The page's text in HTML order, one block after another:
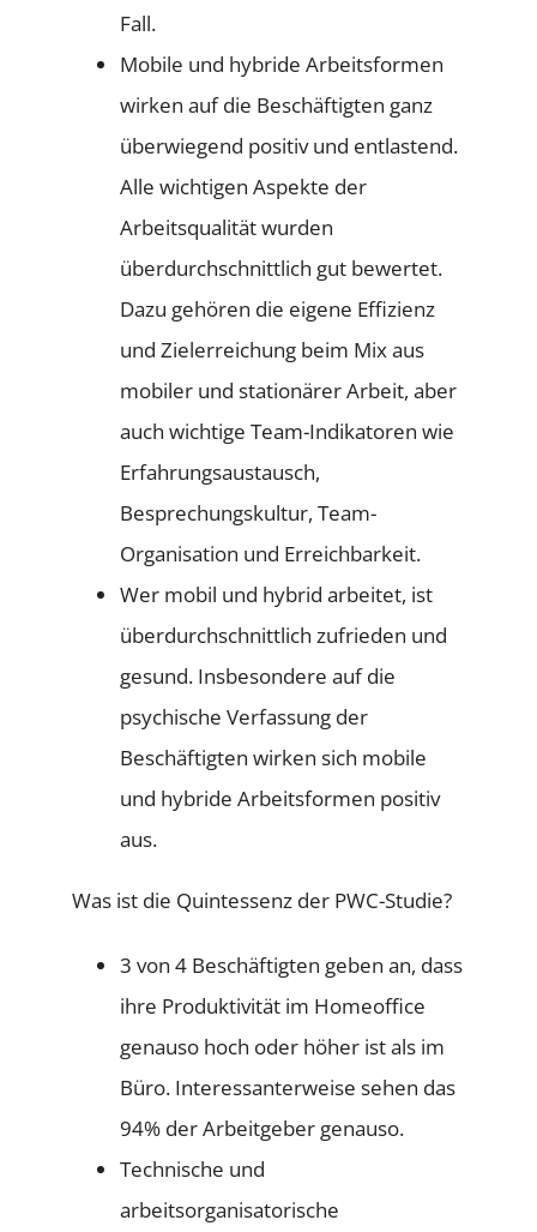
Fall.
Mobile und hybride Arbeitsformen
wirken auf die Beschäftigten ganz
überwiegend positiv und entlastend.
Alle wichtigen Aspekte der
Arbeitsqualität wurden
überdurchschnittlich gut bewertet.
Dazu gehören die eigene Effizienz
und Zielerreichung beim Mix aus
mobiler und stationärer Arbeit, aber
auch wichtige Team-Indikatoren wie
Erfahrungsaustausch,
Besprechungskultur, Team-
Organisation und Erreichbarkeit.
Wer mobil und hybrid arbeitet, ist
überdurchschnittlich zufrieden und
gesund. Insbesondere auf die
psychische Verfassung der
Beschäftigten wirken sich mobile
und hybride Arbeitsformen positiv
aus.
Was ist die Quintessenz der PWC-Studie?
3 von 4 Beschäftigten geben an, dass
ihre Produktivität im Homeoffice
genauso hoch oder höher ist als im
Büro. Interessanterweise sehen das
94% der Arbeitgeber genauso.
Technische und
arbeitsorganisatorische